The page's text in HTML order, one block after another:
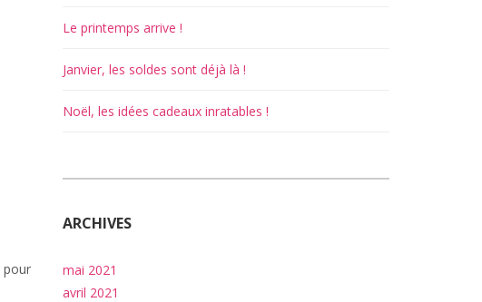
pour
Le printemps arrive !
Janvier, les soldes sont déjà là !
Noël, les idées cadeaux inratables !
ARCHIVES
mai 2021
avril 2021